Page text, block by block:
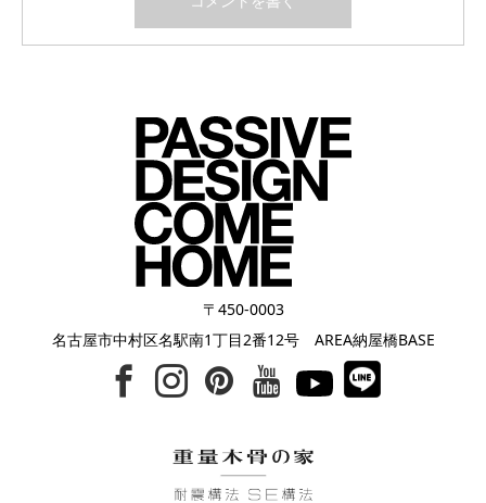
〒450-0003
名古屋市中村区名駅南1丁目2番12号 AREA納屋橋BASE